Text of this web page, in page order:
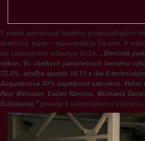
V piatok pokračovali kadetky predpoludňajším
atraktívny súper – reprezentácia Dánska. V
ale zaslúženého víťazstva 34:24. „Dievčatá
výkon. Vo všetkých parametroch herného
72,3%, streľba spojok 16/11 s iba 9
Augustínová 50% úspešnosť zákrokov.
Rozi Bölcskei, Eszter Komlós, Michaela
Šubjaková,"povedal k sobotňajšiemu víťazstvu